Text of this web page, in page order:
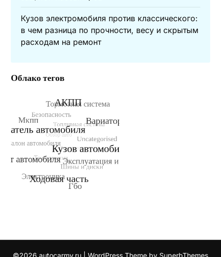
Кузов электромобиля против классического:
в чем разница по прочности, весу и скрытым
расходам на ремонт
Облако тегов
©2026 autocarmy.ru | WordPress Theme by SuperbThemes